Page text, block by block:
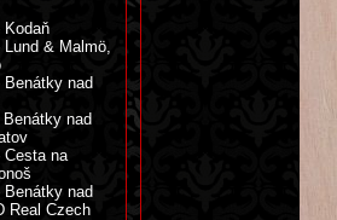
Kodaň
Lund & Malmö,
Benátky nad
Benátky nad
Cesta na
Benátky nad
Real Czech